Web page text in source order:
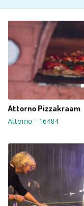
Attorno Pizzakraam
Attorno - 16484